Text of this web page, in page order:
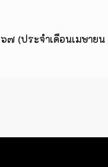
๗ (ประจำเดือนเมษายน